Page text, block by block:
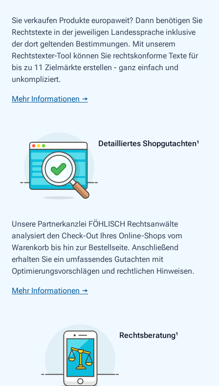
Sie verkaufen Produkte europaweit? Dann benötigen Sie
Rechtstexte in der jeweiligen Landessprache inklusive
der dort geltenden Bestimmungen. Mit unserem
Rechtstexter-Tool können Sie rechtskonforme Texte für
bis zu 11 Zielmärkte erstellen - ganz einfach und
unkompliziert.
Mehr Informationen →
Detailliertes Shopgutachten¹
Unsere Partnerkanzlei FÖHLISCH Rechtsanwälte
analysiert den Check-Out Ihres Online-Shops vom
Warenkorb bis hin zur Bestellseite. Anschließend
erhalten Sie ein umfassendes Gutachten mit
Optimierungsvorschlägen und rechtlichen Hinweisen.
Mehr Informationen →
Rechtsberatung¹